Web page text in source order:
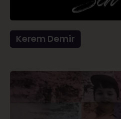
Kerem Demir